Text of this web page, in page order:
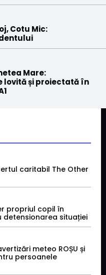
Cotu Mic:
Mare:
lovită și proiectată în
caritabil The Other
propriul copil în
detensionarea situației
meteo ROȘU și
persoanele